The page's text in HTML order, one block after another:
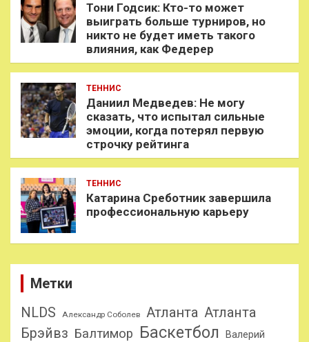
Тони Годсик: Кто-то может
выиграть больше турниров, но
никто не будет иметь такого
влияния, как Федерер
ТЕННИС
Даниил Медведев: Не могу
сказать, что испытал сильные
эмоции, когда потерял первую
строчку рейтинга
ТЕННИС
Катарина Среботник завершила
профессиональную карьеру
Метки
NLDS
Александр Соболев Атланта Атланта
Брэйвз Балтимор Баскетбол
Валерий